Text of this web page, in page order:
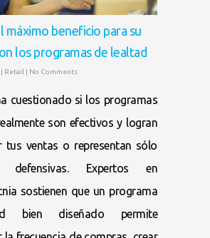
máximo beneficio para su
los programas de lealtad
Retail No Comments
cuestionado si los programas
son efectivos y logran
tus ventas o representan sólo
defensivas. Expertos en
sostienen que un programa
bien diseñado permite